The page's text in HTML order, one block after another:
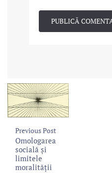
Previous Post
Omologarea
socială și
limitele
moralității